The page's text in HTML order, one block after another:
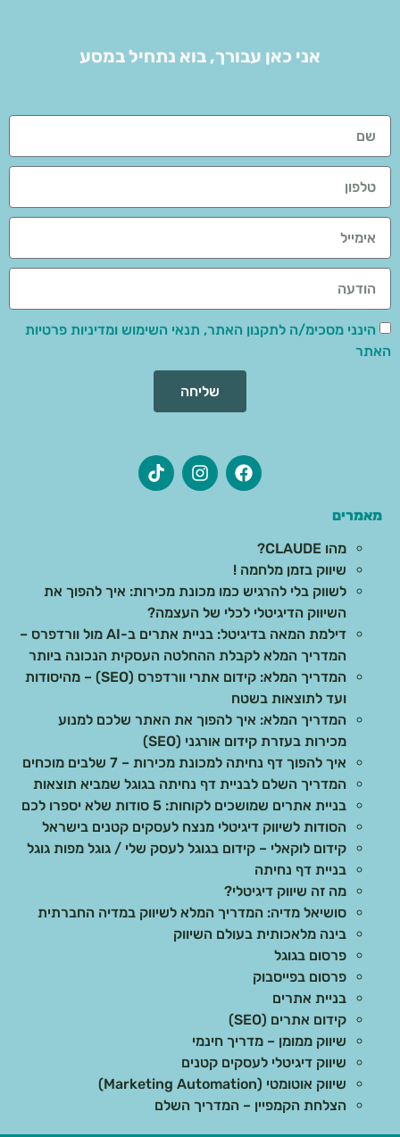
אני כאן עבורך, בוא נתחיל במסע
הינני מסכימ/ה לתקנון האתר, תנאי השימוש ומדיניות פרטיות
האתר
שליחה
מאמרים
מהו CLAUDE?
שיווק בזמן מלחמה !
לשווק בלי להרגיש כמו מכונת מכירות: איך להפוך את
השיווק הדיגיטלי לכלי של העצמה?
דילמת המאה בדיגיטל: בניית אתרים ב-AI מול וורדפרס –
המדריך המלא לקבלת ההחלטה העסקית הנכונה ביותר
המדריך המלא: קידום אתרי וורדפרס (SEO) – מהיסודות
ועד לתוצאות בשטח
המדריך המלא: איך להפוך את האתר שלכם למנוע
מכירות בעזרת קידום אורגני (SEO)
איך להפוך דף נחיתה למכונת מכירות – 7 שלבים מוכחים
המדריך השלם לבניית דף נחיתה בגוגל שמביא תוצאות
בניית אתרים שמושכים לקוחות: 5 סודות שלא יספרו לכם
הסודות לשיווק דיגיטלי מנצח לעסקים קטנים בישראל
קידום לוקאלי – קידום בגוגל לעסק שלי / גוגל מפות גוגל
בניית דף נחיתה
מה זה שיווק דיגיטלי?
סושיאל מדיה: המדריך המלא לשיווק במדיה החברתית
בינה מלאכותית בעולם השיווק
פרסום בגוגל
פרסום בפייסבוק
בניית אתרים
קידום אתרים (SEO)
שיווק ממומן – מדריך חינמי
שיווק דיגיטלי לעסקים קטנים
שיווק אוטומטי (Marketing Automation)
הצלחת הקמפיין – המדריך השלם